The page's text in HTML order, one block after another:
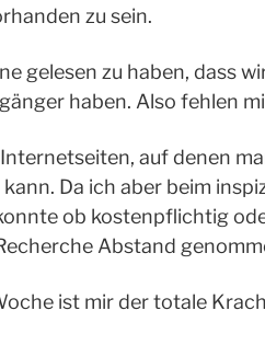
zu sein.
gelesen zu haben, dass
haben. Also fehlen
auf denen
Da ich aber beim
ob kostenpflichtig
Abstand
ist mir der totale